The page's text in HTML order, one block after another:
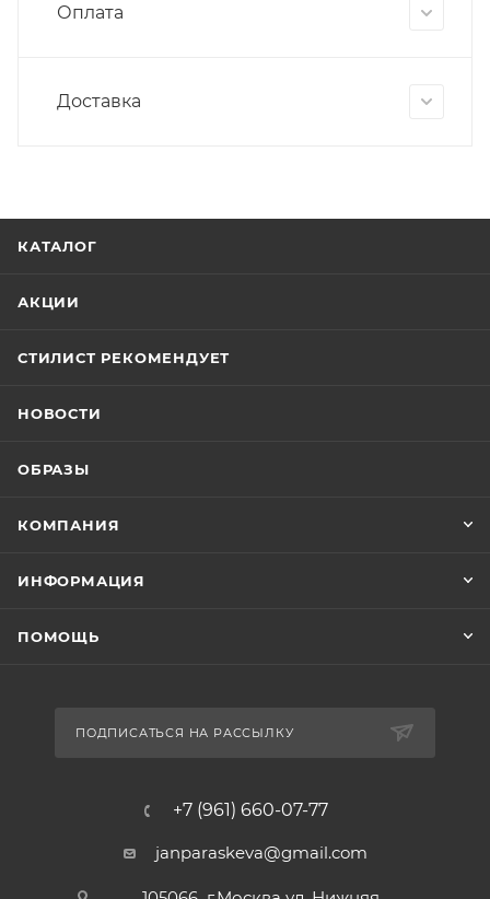
Оплата
Доставка
КАТАЛОГ
АКЦИИ
СТИЛИСТ РЕКОМЕНДУЕТ
НОВОСТИ
ОБРАЗЫ
КОМПАНИЯ
ИНФОРМАЦИЯ
ПОМОЩЬ
ПОДПИСАТЬСЯ НА РАССЫЛКУ
+7 (961) 660-07-77
janparaskeva@gmail.com